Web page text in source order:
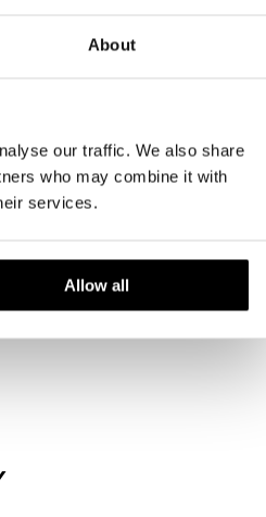
About
our traffic. We also share
who may combine it with
services.
Allow all
en je bestelling wordt
1-3 werkdagen (Nederland).